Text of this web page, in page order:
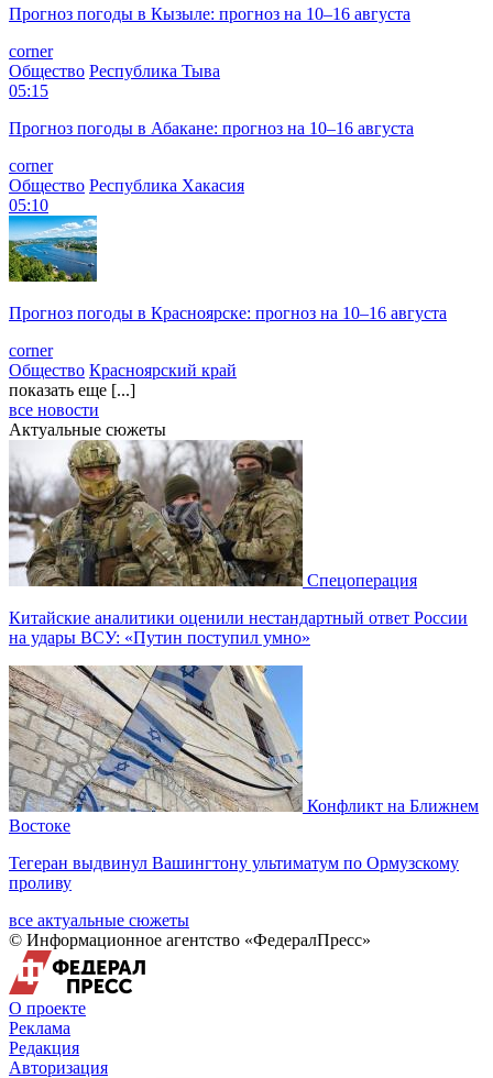
Прогноз погоды в Кызыле: прогноз на 10–16 августа
corner
Общество Республика Тыва
05:15
Прогноз погоды в Абакане: прогноз на 10–16 августа
corner
Общество Республика Хакасия
05:10
Прогноз погоды в Красноярске: прогноз на 10–16 августа
corner
Общество Красноярский край
показать еще [...]
все новости
Актуальные сюжеты
Спецоперация
Китайские аналитики оценили нестандартный ответ России
на удары ВСУ: «Путин поступил умно»
Конфликт на Ближнем
Востоке
Тегеран выдвинул Вашингтону ультиматум по Ормузскому
проливу
все актуальные сюжеты
© Информационное агентство «ФедералПресс»
О проекте
Реклама
Редакция
Авторизация